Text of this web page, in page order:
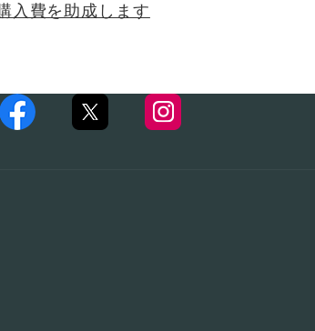
入費を助成します